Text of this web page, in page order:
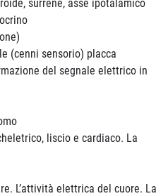
surrene, asse ipotalamico
(cenni sensorio) placca
del segnale elettrico in
liscio e cardiaco. La
L’attività elettrica del cuore. La